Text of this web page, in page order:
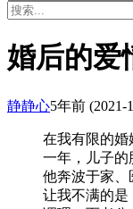
婚后的爱
静静心5年前 (2021-
在我有限的婚
一年，儿子的
他奔波于家、
让我不满的是